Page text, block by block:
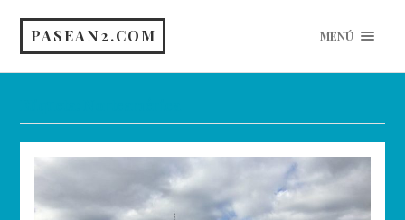
PASEAN2.COM MENÚ